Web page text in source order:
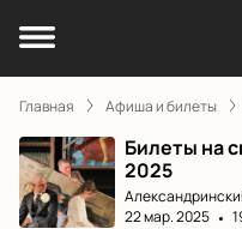
Главная Афиша и билеты
Билеты на
2025
22 мар. 2025